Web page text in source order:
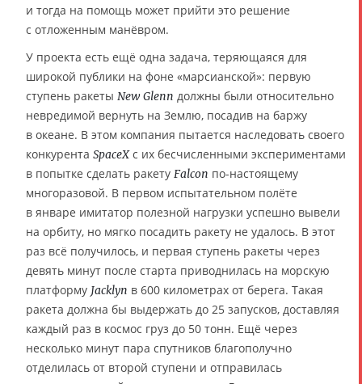
и тогда на помощь может прийти это решение
с отложенным манёвром.
У проекта есть ещё одна задача, теряющаяся для
широкой публики на фоне «марсианской»: первую
ступень ракеты New Glenn должны были относительно
невредимой вернуть на Землю, посадив на баржу
в океане. В этом компания пытается наследовать своего
конкурента SpaceXс их бесчисленными экспериментами
в попытке сделать ракету Falcon по-настоящему
многоразовой. В первом испытательном полёте
в январе имитатор полезной нагрузки успешно вывели
на орбиту, но мягко посадить ракету не удалось. В этот
раз всё получилось, и первая ступень ракеты через
девять минут после старта приводнилась на морскую
платформу Jacklyn в 600 километрах от берега. Такая
ракета должна бы выдержать до 25 запусков, доставляя
каждый раз в космос груз до 50 тонн. Ещё через
несколько минут пара спутников благополучно
отделилась от второй ступени и отправилась